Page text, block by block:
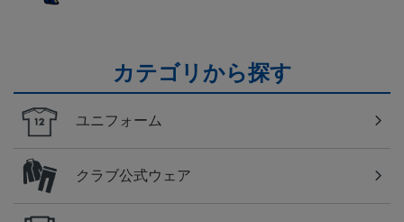
カテゴリから探す
ユニフォーム
クラブ公式ウェア